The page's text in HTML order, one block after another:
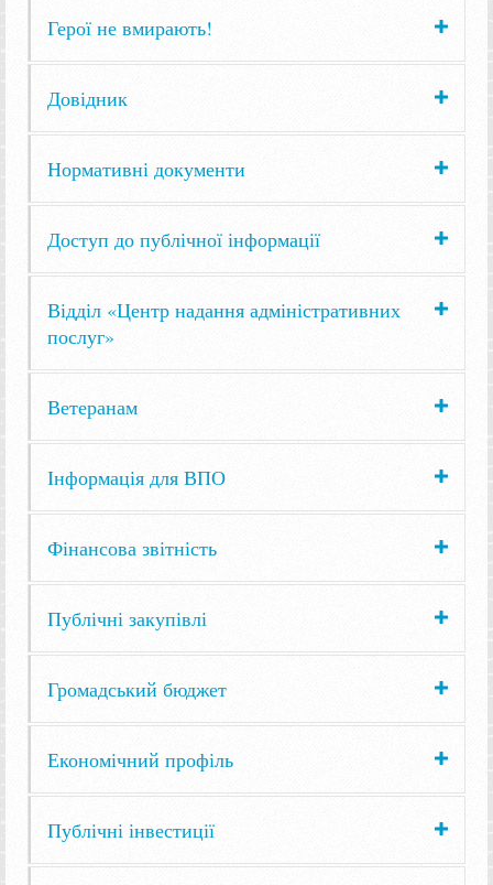
Герої не вмирають!
Довідник
Нормативні документи
Доступ до публічної інформації
Відділ «Центр надання адміністративних
послуг»
Ветеранам
Інформація для ВПО
Фінансова звітність
Публічні закупівлі
Громадський бюджет
Економічний профіль
Публічні інвестиції